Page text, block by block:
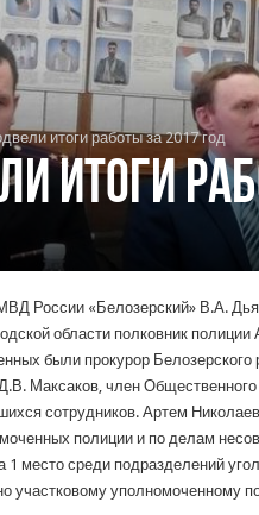
итоги работы за 2017 год
итоги
России «Белозерский» В.А.
области полковник
были прокурор Белозерского
Максаков, член
сотрудников. Артем
полиции и по делам
место среди подразделений
участковому уполномоченному